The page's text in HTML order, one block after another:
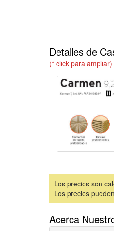
Detalles de
(* click para ampliar)
Los precios son
Los precios
Acerca